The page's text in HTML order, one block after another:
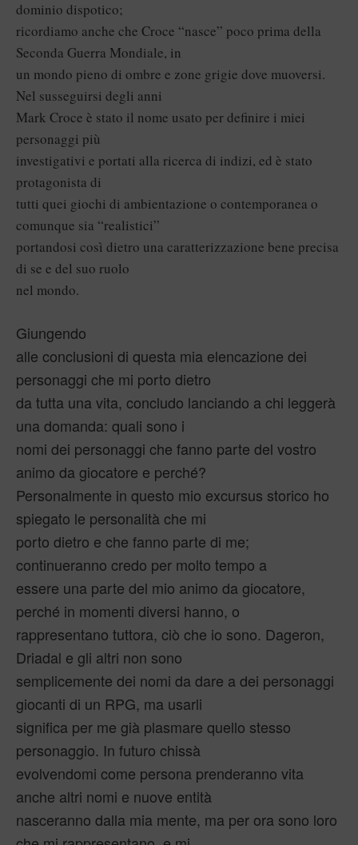
dominio dispotico;
ricordiamo anche che Croce “nasce” poco prima della
Seconda Guerra Mondiale, in
un mondo pieno di ombre e zone grigie dove muoversi.
Nel susseguirsi degli anni
Mark Croce è stato il nome usato per definire i miei
personaggi più
investigativi e portati alla ricerca di indizi, ed è stato
protagonista di
tutti quei giochi di ambientazione o contemporanea o
comunque sia “realistici”
portandosi così dietro una caratterizzazione bene precisa
di se e del suo ruolo
nel mondo.
Giungendo
alle conclusioni di questa mia elencazione dei
personaggi che mi porto dietro
da tutta una vita, concludo lanciando a chi leggerà
una domanda: quali sono i
nomi dei personaggi che fanno parte del vostro
animo da giocatore e perché?
Personalmente in questo mio excursus storico ho
spiegato le personalità che mi
porto dietro e che fanno parte di me;
continueranno credo per molto tempo a
essere una parte del mio animo da giocatore,
perché in momenti diversi hanno, o
rappresentano tuttora, ciò che io sono. Dageron,
Driadal e gli altri non sono
semplicemente dei nomi da dare a dei personaggi
giocanti di un RPG, ma usarli
significa per me già plasmare quello stesso
personaggio. In futuro chissà
evolvendomi come persona prenderanno vita
anche altri nomi e nuove entità
nasceranno dalla mia mente, ma per ora sono loro